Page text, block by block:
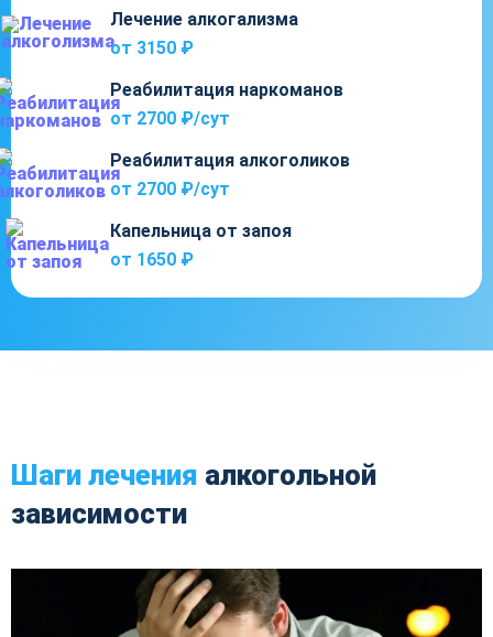
Лечение алкогализма
от 3150 ₽
Реабилитация наркоманов
от 2700 ₽/cут
Реабилитация алкоголиков
от 2700 ₽/cут
Капельница от запоя
от 1650 ₽
Шаги лечения алкогольной
зависимости